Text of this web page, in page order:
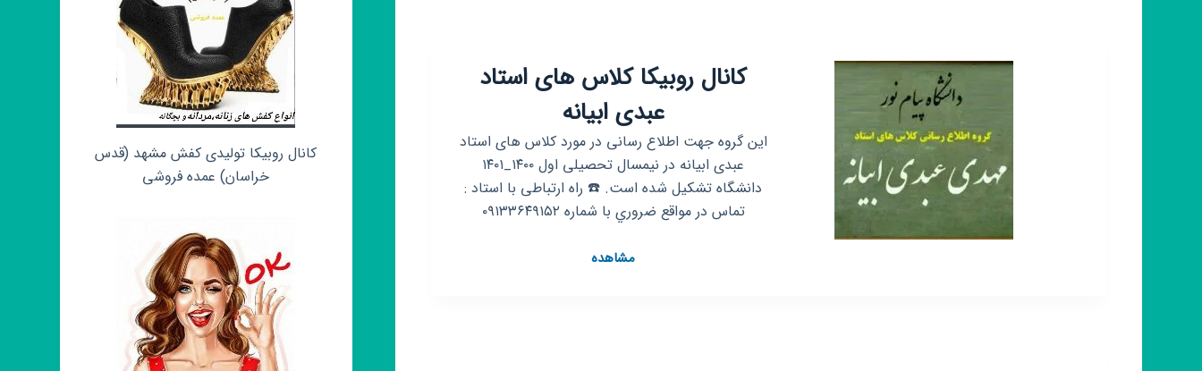
کانال روبیکا کلاس های استاد
عبدی ابیانه
این گروه جهت اطلاع رسانی در مورد کلاس های استاد
عبدی ابیانه در نیمسال تحصیلی اول ۱۴۰۰_۱۴۰۱
دانشگاه تشکیل شده است. ☎️ راه ارتباطی با استاد :
تماس در مواقع ضروري با شماره ۰۹۱۳۳۶۴۹۱۵۲
مشاهدهکانال
کانال روبیکا تولیدی کفش مشهد (قدس
خراسان) عمده فروشی